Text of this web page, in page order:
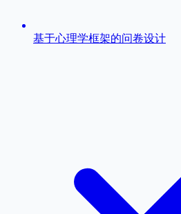
基于心理学框架的问卷设计